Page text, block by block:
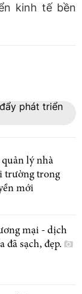
kinh tế bền
phát triển
lý nhà
trường trong
mới
mại - dịch
đã sạch, đẹp.